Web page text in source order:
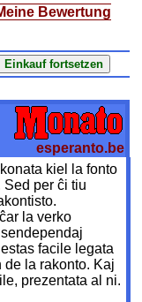
Bewertung
esperanto.be
kiel la fonto
per ĉi tiu
la verko
facile legata
la rakonto. Kaj
prezentata al ni.